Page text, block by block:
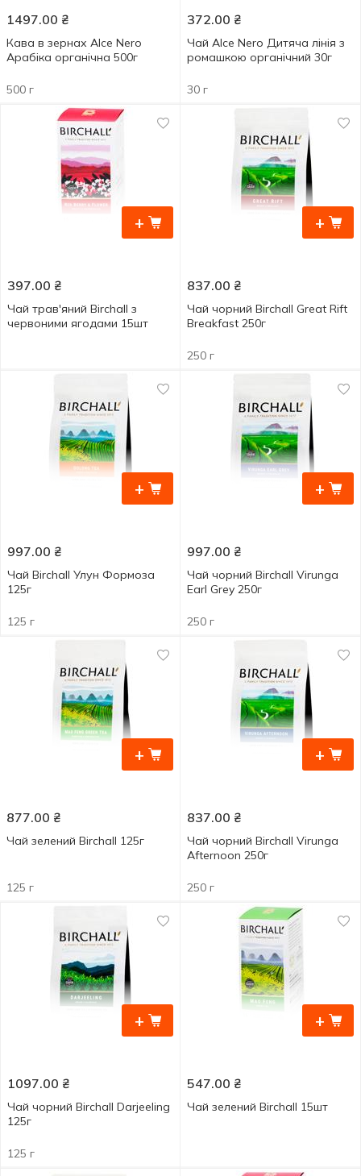
1497.00 ₴
Кава в зернах Alce Nero
Арабіка органічна 500г
500 г
372.00 ₴
Чай Alce Nero Дитяча лінія з
ромашкою органічний 30г
30 г
+
397.00 ₴
Чай трав'яний Birchall з
червоними ягодами 15шт
+
837.00 ₴
Чай чорний Birchall Great Rift
Breakfast 250г
250 г
+
997.00 ₴
Чай Birchall Улун Формоза
125г
125 г
+
997.00 ₴
Чай чорний Birchall Virunga
Earl Grey 250г
250 г
+
877.00 ₴
Чай зелений Birchall 125г
125 г
+
837.00 ₴
Чай чорний Birchall Virunga
Afternoon 250г
250 г
+
1097.00 ₴
Чай чорний Birchall Darjeeling
125г
125 г
+
547.00 ₴
Чай зелений Birchall 15шт